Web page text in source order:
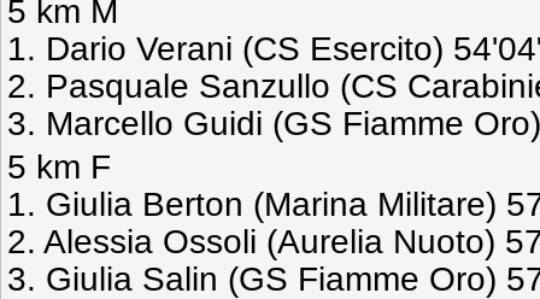
5 km M
1. Dario Verani (CS Esercito)
2. Pasquale Sanzullo (CS
3. Marcello Guidi (GS Fiamme
5 km F
1. Giulia Berton (Marina Militare)
2. Alessia Ossoli (Aurelia Nuoto)
3. Giulia Salin (GS Fiamme Oro)